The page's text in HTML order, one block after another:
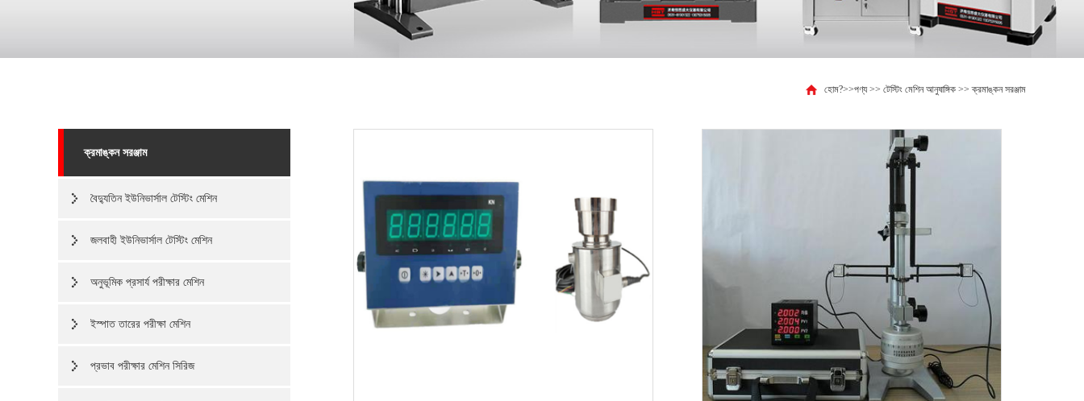
হোম?>>পণ্য>> টেস্টিং মেশিন আনুষাঙ্গিক >>ক্রমাঙ্কন সরঞ্জাম
ক্রমাঙ্কন সরঞ্জাম
বৈদ্যুতিন ইউনিভার্সাল টেস্টিং মেশিন
জলবাহী ইউনিভার্সাল টেস্টিং মেশিন
অনুভূমিক প্রসার্য পরীক্ষার মেশিন
ইস্পাত তারের পরীক্ষা মেশিন
প্রভাব পরীক্ষার মেশিন সিরিজ